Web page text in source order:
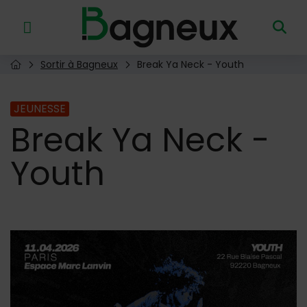
Menu de raccourcis
Retour à l'accueil
Page d'accueil du site
Sortir à Bagneux Break Ya Neck - Youth
JEUNESSE
Break Ya Neck -
Youth